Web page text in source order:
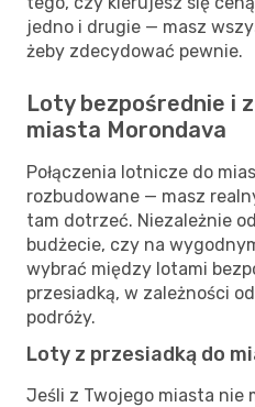
jedno i drugie — masz
żeby zdecydować pewnie.
Loty bezpośrednie i
miasta Morondava
Połączenia lotnicze do
rozbudowane — masz
tam dotrzeć. Niezależnie
budżecie, czy na
wybrać między lotami
przesiadką, w zależności
podróży.
Loty z przesiadką do
Jeśli z Twojego miasta nie